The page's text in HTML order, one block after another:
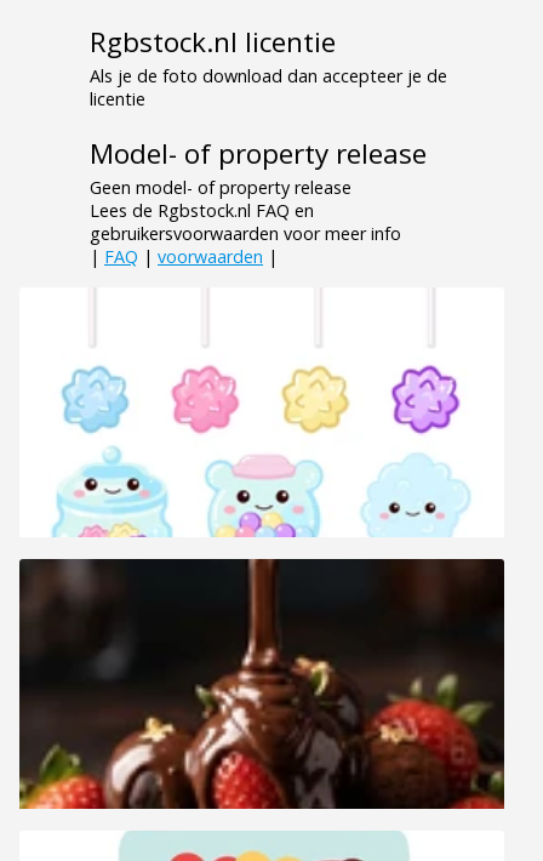
Rgbstock.nl licentie
Als je de foto download dan accepteer je de
licentie
Model- of property release
Geen model- of property release
Lees de Rgbstock.nl FAQ en
gebruikersvoorwaarden voor meer info
| FAQ | voorwaarden |